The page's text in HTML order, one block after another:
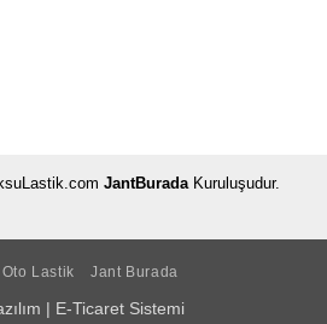
JantBuradaKuruluşudur.
Lastik Jant Burada
| E-Ticaret Sistemi